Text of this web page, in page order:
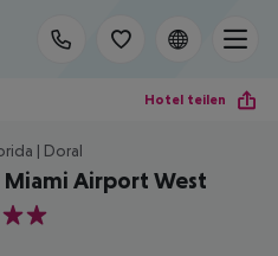
Hotel teilen
| Doral
Miami Airport West